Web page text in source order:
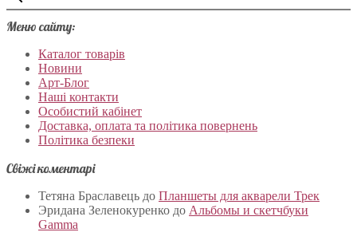
Меню сайту:
Каталог товарів
Новини
Арт-Блог
Наші контакти
Особистий кабінет
Доставка, оплата та політика повернень
Політика безпеки
Свіжі коментарі
Тетяна Браславець до Планшеты для акварели Трек
Эридана Зеленокуренко до Альбомы и скетчбуки
Gamma